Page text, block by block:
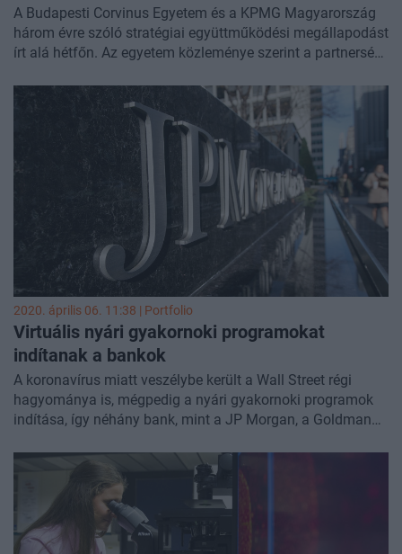
A Budapesti Corvinus Egyetem és a KPMG Magyarország
három évre szóló stratégiai együttműködési megállapodást
írt alá hétfőn. Az egyetem közleménye szerint a partnerség
tudásátadás, valamint tehetséggondozás és utánpótlás-
2020. április 06. 11:38 | Portfolio
Virtuális nyári gyakornoki programokat
indítanak a bankok
A koronavírus miatt veszélybe került a Wall Street régi
hagyománya is, mégpedig a nyári gyakornoki programok
indítása, így néhány bank, mint a JP Morgan, a Goldman
program részletein dolgozik – írja a Financial Times az
ügyre rálátó forrásokra hivatkozva.